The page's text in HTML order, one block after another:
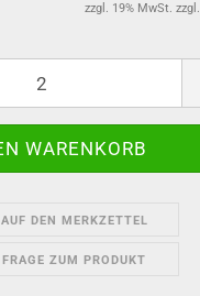
zzgl. 19% MwSt. zzgl.
AUF DEN MERKZETTEL
FRAGE ZUM PRODUKT